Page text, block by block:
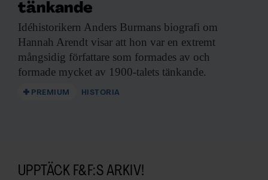
tänkande
Idéhistorikern Anders Burmans biografi om
Hannah Arendt visar att hon var en extremt
mångsidig författare som formades av och
formade mycket av 1900-talets tänkande.
PREMIUM HISTORIA
UPPTÄCK F&F:S ARKIV!